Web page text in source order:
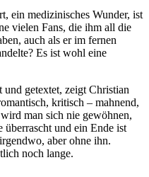
ein medizinisches Wunder, ist
vielen Fans, die ihm all die
auch als er im fernen
Es ist wohl eine
getextet, zeigt Christian
kritisch – mahnend,
man sich nie gewöhnen,
überrascht und ein Ende ist
aber ohne ihn.
noch lange.